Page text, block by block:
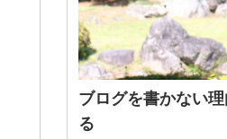
ブログを書かない
る